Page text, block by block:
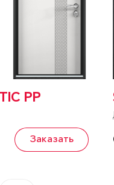
PP
Заказать